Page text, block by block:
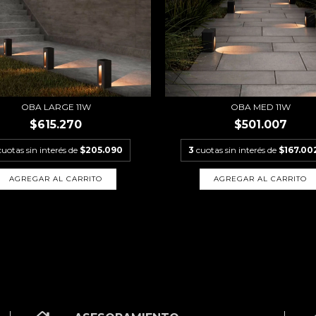
OBA LARGE 11W
$615.270
sin interés de $205.090
OBA MED 11W
$501.007
3 cuotas sin interés de